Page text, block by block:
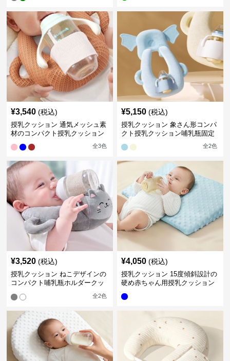
¥3,540 (税込)
授乳クッション 通気メッシュ素
材のコンパクト授乳クッション
全3色
¥5,150 (税込)
授乳クッション 象さん形コンパ
クト授乳クッション哺乳瓶固定
全2色
¥3,520 (税込)
授乳クッション ねこデザインの
コンパクト哺乳瓶ホルダークッ
全2色
¥4,050 (税込)
授乳クッション 15度傾斜設計の
硬め赤ちゃん用授乳クッション